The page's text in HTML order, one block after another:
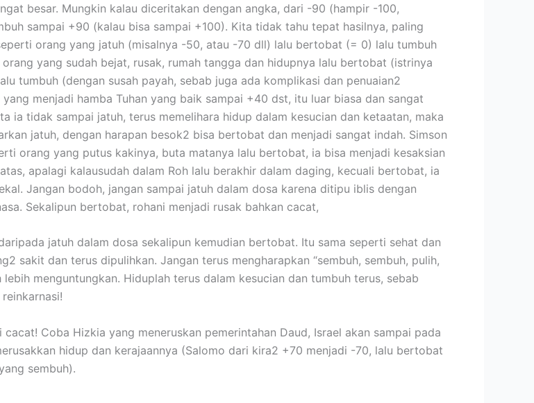
besar. Mungkin kalau diceritakan dengan angka, dari -90 (hampir -100,
sampai +90 (kalau bisa sampai +100). Kita tidak tahu tepat hasilnya, paling
orang yang jatuh (misalnya -50, atau -70 dll) lalu bertobat (= 0) lalu tumbuh
yang sudah bejat, rusak, rumah tangga dan hidupnya lalu bertobat (istrinya
tumbuh (dengan susah payah, sebab juga ada komplikasi dan penuaian2
menjadi hamba Tuhan yang baik sampai +40 dst, itu luar biasa dan sangat
ia tidak sampai jatuh, terus memelihara hidup dalam kesucian dan ketaatan, maka
jatuh, dengan harapan besok2 bisa bertobat dan menjadi sangat indah. Simson
orang yang putus kakinya, buta matanya lalu bertobat, ia bisa menjadi kesaksian
apalagi kalausudah dalam Roh lalu berakhir dalam daging, kecuali bertobat, ia
Jangan bodoh, jangan sampai jatuh dalam dosa karena ditipu iblis dengan
Sekalipun bertobat, rohani menjadi rusak bahkan cacat,
jatuh dalam dosa sekalipun kemudian bertobat. Itu sama seperti sehat dan
sakit dan terus dipulihkan. Jangan terus mengharapkan “sembuh, sembuh, pulih,
menguntungkan. Hiduplah terus dalam kesucian dan tumbuh terus, sebab
Coba Hizkia yang meneruskan pemerintahan Daud, Israel akan sampai pada
hidup dan kerajaannya (Salomo dari kira2 +70 menjadi -70, lalu bertobat
sembuh).